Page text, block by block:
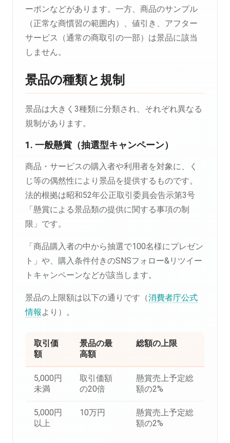
ーポンなどがあります。一方、商品のサンプル
（正常な商慣習の範囲内）、値引き、アフター
サービス（通常の商取引の一部）は景品に該当
しません。
景品の種類と規制
景品は大きく3種類に分類され、それぞれ異なる
規制があります。
1. 一般懸賞（抽選型キャンペーン）
商品・サービスの購入者や利用者を対象に、く
じ等の偶然性により景品を提供するものです。
法的根拠は昭和52年公正取引委員会告示第3号
「懸賞による景品類の提供に関する事項の制
限」です。
「商品購入者の中から抽選で100名様にプレゼン
ト」や、購入条件付きのSNSフォロー&リツイー
トキャンペーンなどが該当します。
景品の上限額は以下の通りです（消費者庁公式
情報 より）。
取引価
額
景品の最
高額
総額の上限
5,000円
未満
取引価額
の20倍
懸賞売上予定総
額の2%
5,000円
以上
10万円
懸賞売上予定総
額の2%